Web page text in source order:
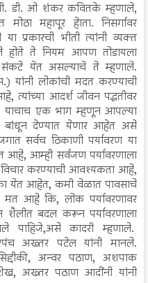
ओ शंकर कवितके म्हणाले,
महापूर हेाता. निसर्गावर
प्रकारची भीती त्यांनी व्यक्त
होते ते नियम आपण तोडायला
संकटे येत असल्याचे ते म्हणाले.
यांनी लोकांची मदत करण्याची
त्यांच्या आदर्श जीवन पद्धतीवर
याचाच एक भाग म्हणून आपल्या
बांधून देण्यात येणार आहेत असे
सर्वच ठिकाणी पर्यावरण या
आहे, आम्ही सर्वजण पर्यावरणाला
विचार करण्याची आवश्यकता आहे,
येत आहेत, कमी वेळात पावसाचे
मत आहे कि, लोक पर्यावरणावर
बदल करून पर्यावरणाला
पाहिजे,असे कादरी म्हणाले.
अख्तर पटेल यांनी मानले.
अन्वर पठाण, अशपाक
अख्तर पठाण आदींनी यांनी